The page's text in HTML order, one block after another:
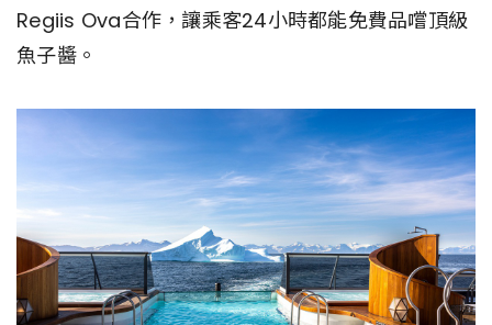
Regiis Ova合作，讓乘客24小時都能免費品嚐頂級
魚子醬。